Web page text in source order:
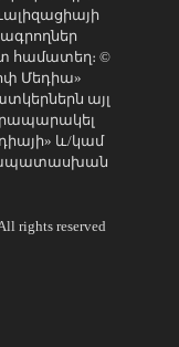
համատեղ։ ©
Մեդիա»
այլ
և/կամ
rights reserved